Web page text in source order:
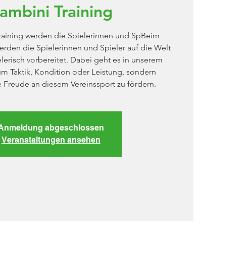
Training
werden die Spielerinnen und SpBeim
die Spielerinnen und Spieler auf die Welt
vorbereitet. Dabei geht es in unserem
Taktik, Kondition oder Leistung, sondern
an diesem Vereinssport zu fördern.
abgeschlossen
Veranstaltungen ansehen